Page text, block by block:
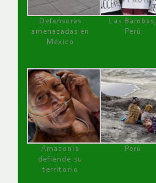
Defensoras
amenazadas en
México
Las Bambas,
Perú
Amazonía
defiende su
territorio
Perú